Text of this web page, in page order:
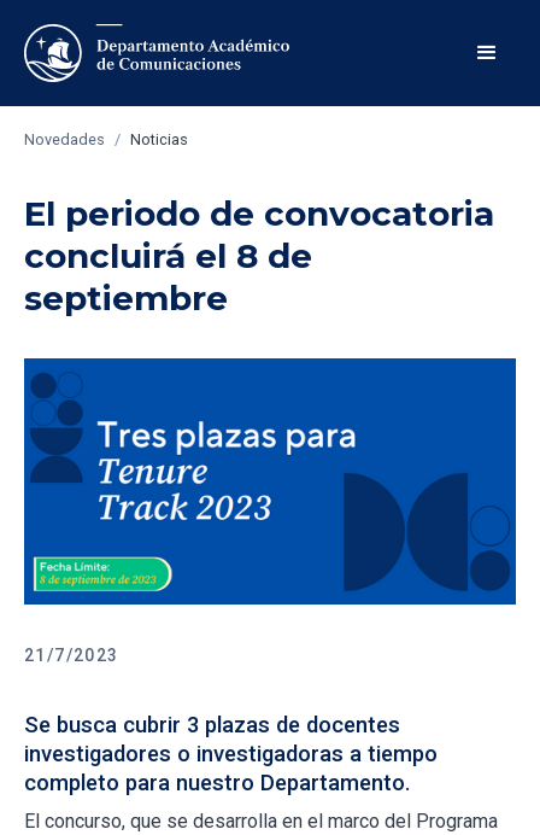
Novedades / Noticias
El periodo de convocatoria
concluirá el 8 de
septiembre
21/7/2023
Se busca cubrir 3 plazas de docentes
investigadores o investigadoras a tiempo
completo para nuestro Departamento.
El concurso, que se desarrolla en el marco del Programa